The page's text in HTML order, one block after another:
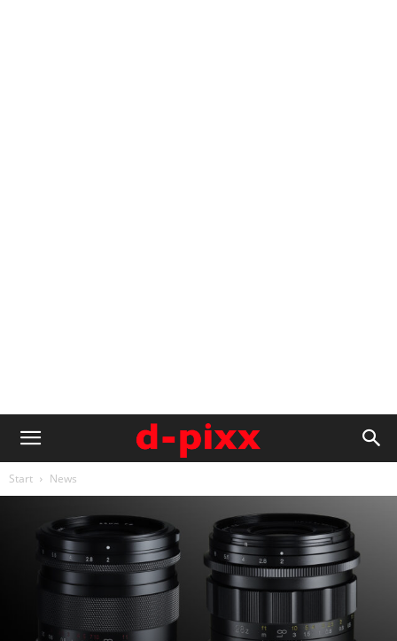
Start News